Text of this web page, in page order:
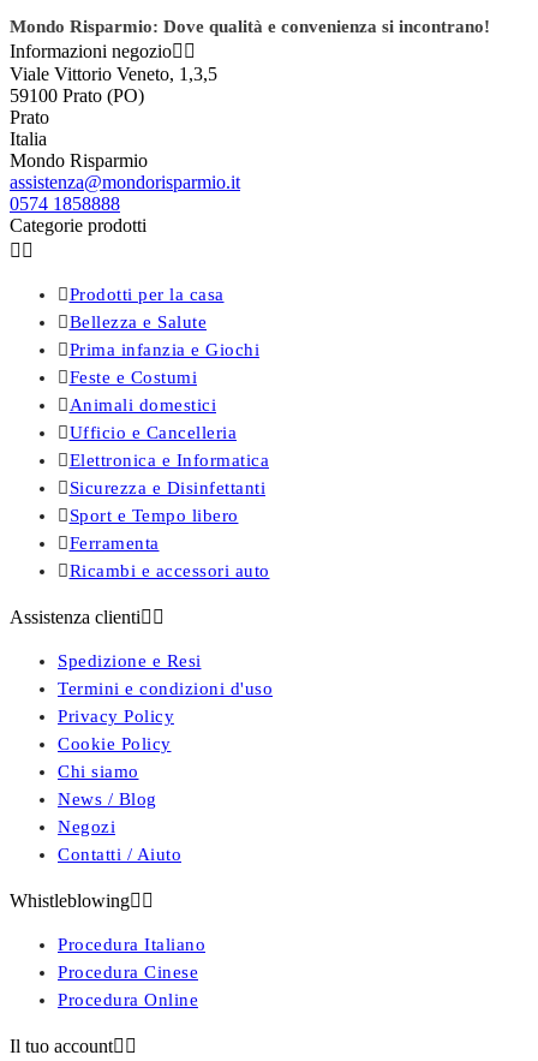
Mondo Risparmio: Dove qualità e convenienza si incontrano!
Informazioni negozio 
Viale Vittorio Veneto, 1,3,5
59100 Prato (PO)
Prato
Italia
Mondo Risparmio
assistenza@mondorisparmio.it
0574 1858888
Categorie prodotti
 
Prodotti per la casa
Bellezza e Salute
Prima infanzia e Giochi
Feste e Costumi
 Animali domestici
Ufficio e Cancelleria
Elettronica e Informatica
 Sicurezza e Disinfettanti
 Sport e Tempo libero
Ferramenta
Ricambi e accessori auto
Assistenza clienti 
Spedizione e Resi
Termini e condizioni d'uso
Privacy Policy
Cookie Policy
Chi siamo
News / Blog
Negozi
Contatti / Aiuto
Whistleblowing 
Procedura Italiano
Procedura Cinese
Procedura Online
Il tuo account 